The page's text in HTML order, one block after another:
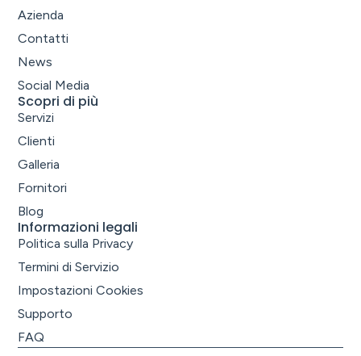
Azienda
Contatti
News
Social Media
Scopri di più
Servizi
Clienti
Galleria
Fornitori
Blog
Informazioni legali
Politica sulla Privacy
Termini di Servizio
Impostazioni Cookies
Supporto
FAQ